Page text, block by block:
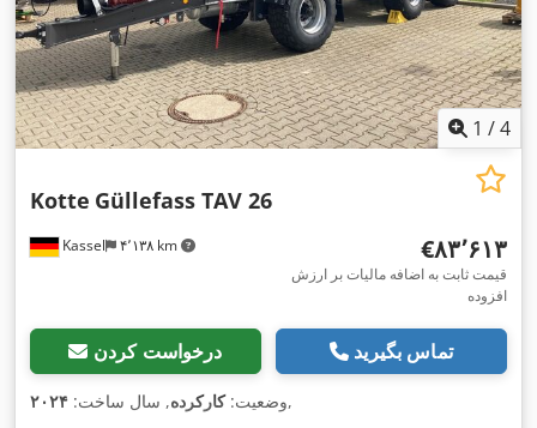
1 /4
Kassel ۴٬۱۳۸ km
Kotte Güllefass TAV 26
‎€۸۳٬۶۱۳
قیمت ثابت به اضافه مالیات بر ارزش
افزوده
درخواست کردن تماس بگیرید
وضعیت:کارکرده, سال ساخت: ۲۰۲۴ ,